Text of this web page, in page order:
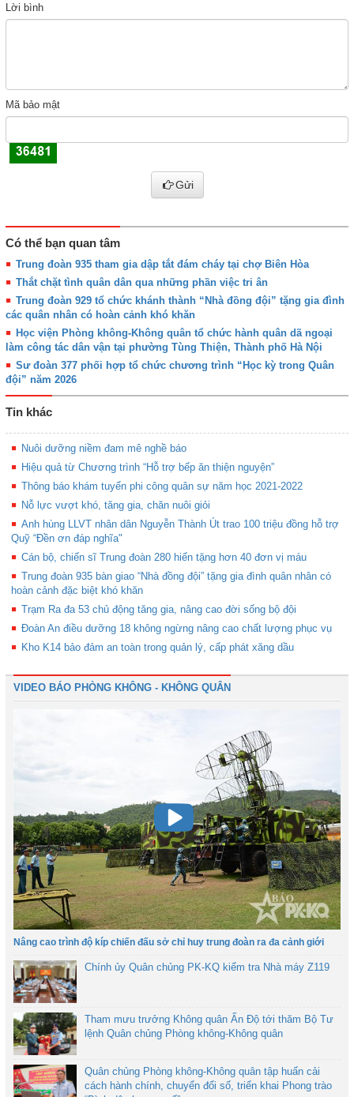
Lời bình
Mã bảo mật
Gửi
Có thể bạn quan tâm
Trung đoàn 935 tham gia dập tắt đám cháy tại chợ Biên Hòa
Thắt chặt tình quân dân qua những phần việc tri ân
Trung đoàn 929 tổ chức khánh thành “Nhà đồng đội” tặng gia đình
các quân nhân có hoàn cảnh khó khăn
Học viện Phòng không-Không quân tổ chức hành quân dã ngoại
làm công tác dân vận tại phường Tùng Thiện, Thành phố Hà Nội
Sư đoàn 377 phối hợp tổ chức chương trình “Học kỳ trong Quân
đội” năm 2026
Tin khác
Nuôi dưỡng niềm đam mê nghề báo
Hiệu quả từ Chương trình “Hỗ trợ bếp ăn thiện nguyện”
Thông báo khám tuyển phi công quân sự năm học 2021-2022
Nỗ lực vượt khó, tăng gia, chăn nuôi giỏi
Anh hùng LLVT nhân dân Nguyễn Thành Út trao 100 triệu đồng hỗ trợ
Quỹ “Đền ơn đáp nghĩa"
Cán bộ, chiến sĩ Trung đoàn 280 hiến tặng hơn 40 đơn vị máu
Trung đoàn 935 bàn giao “Nhà đồng đội” tặng gia đình quân nhân có
hoàn cảnh đặc biệt khó khăn
Trạm Ra đa 53 chủ động tăng gia, nâng cao đời sống bộ đội
Đoàn An điều dưỡng 18 không ngừng nâng cao chất lượng phục vụ
Kho K14 bảo đảm an toàn trong quản lý, cấp phát xăng dầu
VIDEO BÁO PHÒNG KHÔNG - KHÔNG QUÂN
Nâng cao trình độ kíp chiến đấu sở chỉ huy trung đoàn ra đa cảnh giới
Chính ủy Quân chủng PK-KQ kiểm tra Nhà máy Z119
Tham mưu trưởng Không quân Ấn Độ tới thăm Bộ Tư
lệnh Quân chủng Phòng không-Không quân
Quân chủng Phòng không-Không quân tập huấn cải
cách hành chính, chuyển đổi số, triển khai Phong trào